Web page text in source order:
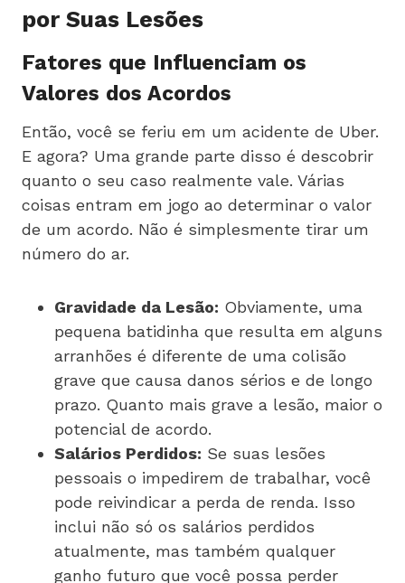
por Suas Lesões
Fatores que Influenciam os
Valores dos Acordos
Então, você se feriu em um acidente de Uber.
E agora? Uma grande parte disso é descobrir
quanto o seu caso realmente vale. Várias
coisas entram em jogo ao determinar o valor
de um acordo. Não é simplesmente tirar um
número do ar.
Gravidade da Lesão: Obviamente, uma
pequena batidinha que resulta em alguns
arranhões é diferente de uma colisão
grave que causa danos sérios e de longo
prazo. Quanto mais grave a lesão, maior o
potencial de acordo.
Salários Perdidos: Se suas lesões
pessoais o impedirem de trabalhar, você
pode reivindicar a perda de renda. Isso
inclui não só os salários perdidos
atualmente, mas também qualquer
ganho futuro que você possa perder